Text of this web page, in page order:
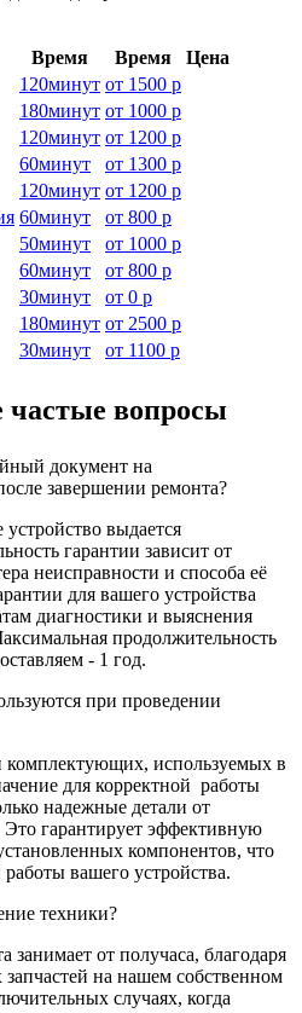
Время Время
Цена
120минут от 1500 р
180минут от 1000 р
120минут от 1200 р
60минут от 1300 р
120минут от 1200 р
60минут от 800 р
50минут от 1000 р
60минут от 800 р
30минут от 0 р
180минут от 2500 р
30минут от 1100 р
вопросы
документ на
завершении ремонта?
выдается
гарантии зависит от
неисправности и способа её
для вашего устройства
диагностики и выяснения
продолжительность
- 1 год.
при проведении
комплектующих, используемых в
для корректной работы
надежные детали от
гарантирует эффективную
компонентов, что
вашего устройства.
техники?
занимает от получаса, благодаря
на нашем собственном
случаях, когда